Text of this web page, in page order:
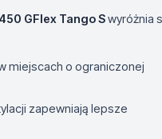
GFlex Tango Swyróżnia
miejscach o ograniczonej
zapewniają lepsze